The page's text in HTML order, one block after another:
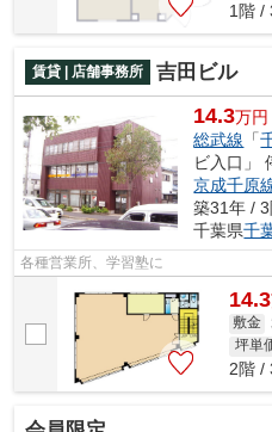
1階 /
賃貸 | 店舗事務所 吉田ビル
14.3万円
総武線 「
ビ入口」
京成千原
築31年 /
千葉県千
各種営業所、学習塾に
14.3
敷金
坪単
2階 /